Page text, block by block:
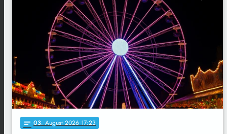
notes 03. August 2026 17:23